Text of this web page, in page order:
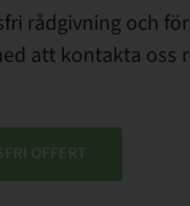
rådgivning och
att kontakta oss
OFFERT